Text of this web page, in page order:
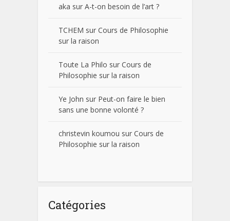
aka sur A-t-on besoin de l’art ?
TCHEM sur Cours de Philosophie
sur la raison
Toute La Philo sur Cours de
Philosophie sur la raison
Ye John sur Peut-on faire le bien
sans une bonne volonté ?
christevin koumou sur Cours de
Philosophie sur la raison
Catégories